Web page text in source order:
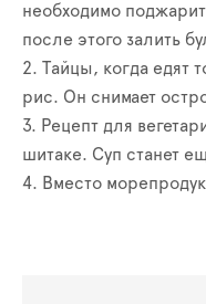
необходимо
после этого залить
2. Тайцы, когда едят
рис. Он снимает
3. Рецепт для
шитаке. Суп станет
4. Вместо